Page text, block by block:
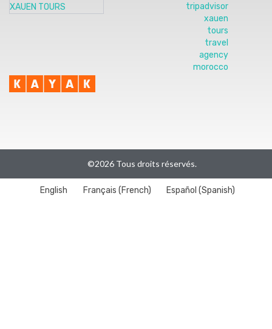
©2026 Tous droits réservés.
English Français (French) Español (Spanish)